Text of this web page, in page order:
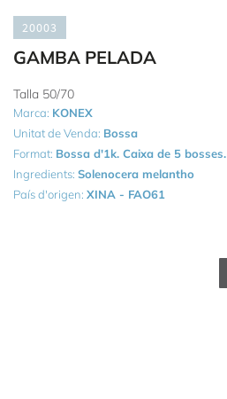
20003
GAMBA PELADA
Talla 50/70
Marca: KONEX
Unitat de Venda: Bossa
Format: Bossa d'1k. Caixa de 5 bosses.
Ingredients: Solenocera melantho
País d'origen: XINA - FAO61